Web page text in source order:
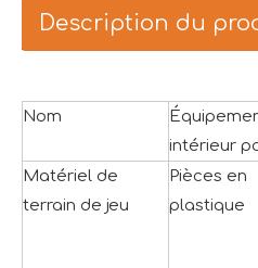
Description du
Nom
intérieur
Matériel de
terrain de jeu
Pièces en
plastique